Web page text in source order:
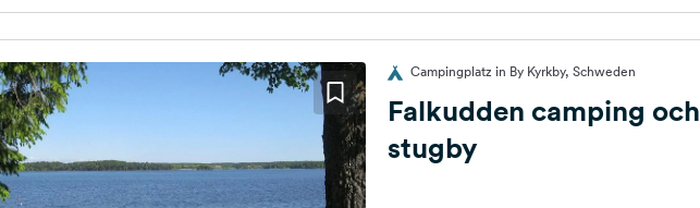
Campingplatz in By Kyrkby, Schweden
Falkudden camping och
stugby